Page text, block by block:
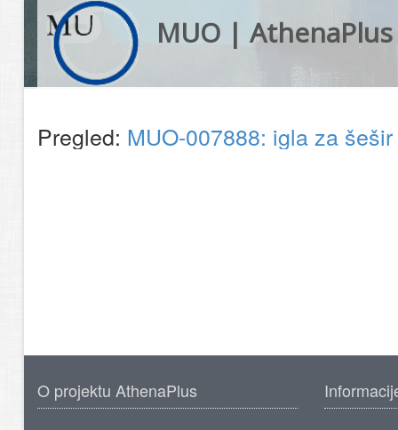
MUO | AthenaPlus
Pregled: MUO-007888: igla za šešir
O projektu AthenaPlus